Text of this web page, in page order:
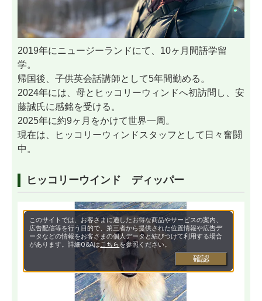
2019年にニュージーランドにて、10ヶ月間語学留
学。
帰国後、子供英会話講師として5年間勤める。
2024年には、母とヒッコリーウィンドへ初訪問し、安
藤誠氏に感銘を受ける。
2025年に約9ヶ月をかけて世界一周。
現在は、ヒッコリーウィンドスタッフとして日々奮闘
中。
ヒッコリーウインド ディッパー
このサイトでは、お客さまに適したお得な商品やサービスの案内、
広告配信等を行う目的で、第三者から提供された位置情報や広告デ
ータなどの情報をお客さまの個人データと結びつけて利用する場合
があります。詳細Q&Aはこちらを参照ください。
確認